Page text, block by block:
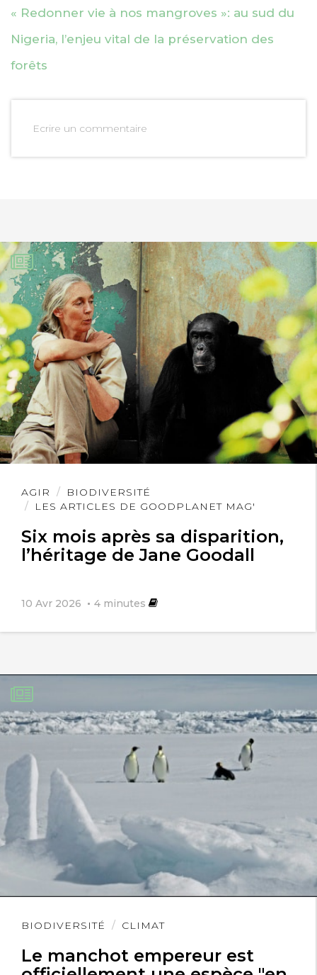
« Redonner vie à nos mangroves »: au sud du
Nigeria, l’enjeu vital de la préservation des
forêts
Ecrire un commentaire
AGIR
BIODIVERSITÉ
LES ARTICLES DE GOODPLANET MAG'
Six mois après sa disparition,
l’héritage de Jane Goodall
10 Avr 2026 4 minutes
Lire
l'article
BIODIVERSITÉ CLIMAT
Le manchot empereur est
Lire